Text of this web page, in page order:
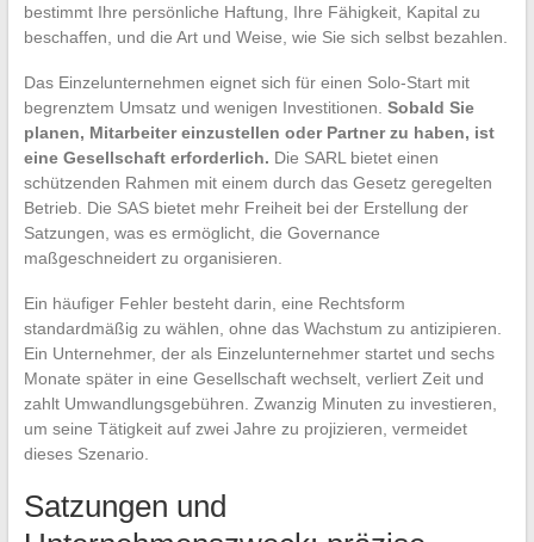
bestimmt Ihre persönliche Haftung, Ihre Fähigkeit, Kapital zu
beschaffen, und die Art und Weise, wie Sie sich selbst bezahlen.
Das Einzelunternehmen eignet sich für einen Solo-Start mit
begrenztem Umsatz und wenigen Investitionen. Sobald Sie
planen, Mitarbeiter einzustellen oder Partner zu haben, ist
eine Gesellschaft erforderlich. Die SARL bietet einen
schützenden Rahmen mit einem durch das Gesetz geregelten
Betrieb. Die SAS bietet mehr Freiheit bei der Erstellung der
Satzungen, was es ermöglicht, die Governance
maßgeschneidert zu organisieren.
Ein häufiger Fehler besteht darin, eine Rechtsform
standardmäßig zu wählen, ohne das Wachstum zu antizipieren.
Ein Unternehmer, der als Einzelunternehmer startet und sechs
Monate später in eine Gesellschaft wechselt, verliert Zeit und
zahlt Umwandlungsgebühren. Zwanzig Minuten zu investieren,
um seine Tätigkeit auf zwei Jahre zu projizieren, vermeidet
dieses Szenario.
Satzungen und